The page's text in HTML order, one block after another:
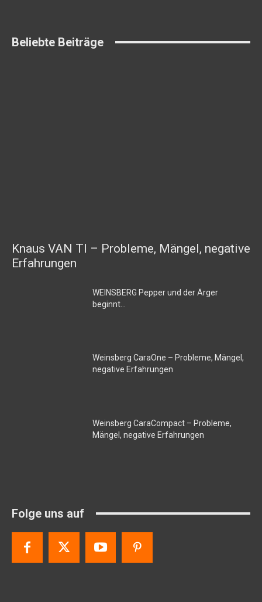
Beliebte Beiträge
Knaus VAN TI – Probleme, Mängel, negative
Erfahrungen
WEINSBERG Pepper und der Ärger
beginnt…
Weinsberg CaraOne – Probleme, Mängel,
negative Erfahrungen
Weinsberg CaraCompact – Probleme,
Mängel, negative Erfahrungen
Folge uns auf